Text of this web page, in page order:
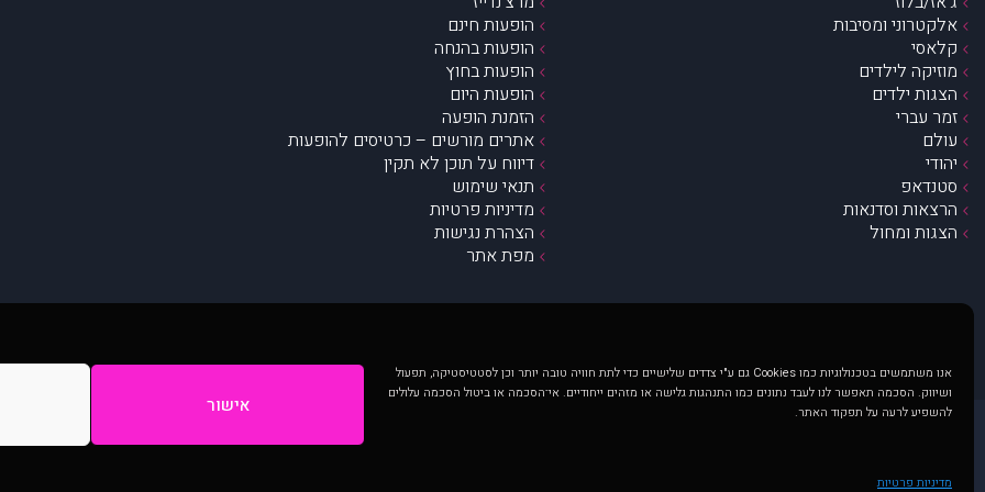
אנו משתמשים בטכנולוגיות כמו Cookies גם ע"י צדדים שלישיים כדי לתת חוויה טובה יותר וכן לסטטיסטיקה, תפעול
ושיווק. הסכמה תאפשר לנו לעבד נתונים כמו התנהגות גלישה או מזהים ייחודיים. אי־הסכמה או ביטול הסכמה עלולים
להשפיע לרעה על תפקוד האתר.
אישור
מדיניות פרטיות
אלקטרוני ומסיבות
קלאסי
מוזיקה לילדים
הצגות ילדים
זמר עברי
עולם
יהודי
סטנדאפ
הרצאות וסדנאות
הצגות ומחול
הופעות חינם
הופעות בהנחה
הופעות בחוץ
הופעות היום
הזמנת הופעה
אתרים מורשים – כרטיסים להופעות
דיווח על תוכן לא תקין
תנאי שימוש
מדיניות פרטיות
הצהרת נגישות
מפת אתר